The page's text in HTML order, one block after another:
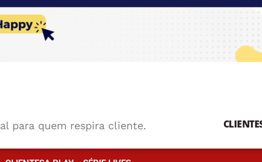
para quem respira cliente.